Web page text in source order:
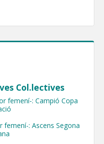
Col.lectives
femení-: Campió Copa
: Ascens Segona